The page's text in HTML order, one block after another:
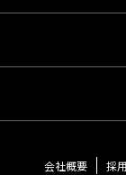
会社概要 採